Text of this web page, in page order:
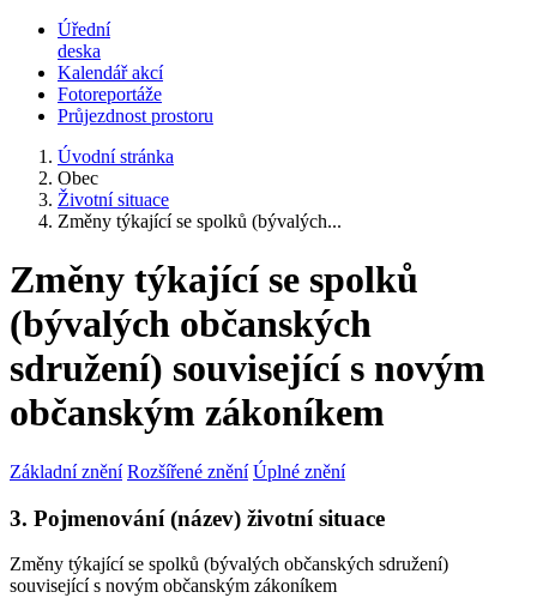
Úřední
deska
Kalendář akcí
Fotoreportáže
Průjezdnost prostoru
Úvodní stránka
Obec
Životní situace
Změny týkající se spolků (bývalých...
Změny týkající se spolků
(bývalých občanských
sdružení) související s novým
občanským zákoníkem
Základní znění Rozšířené znění Úplné znění
3. Pojmenování (název) životní situace
Změny týkající se spolků (bývalých občanských sdružení)
související s novým občanským zákoníkem